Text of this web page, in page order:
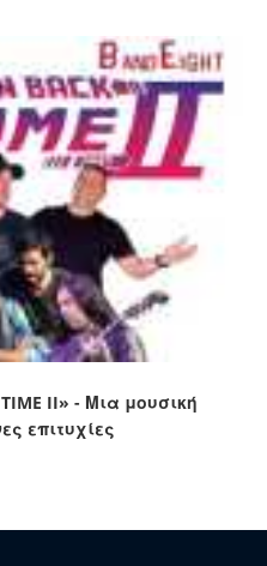
TIME II» - Μια μουσική
επιτυχίες